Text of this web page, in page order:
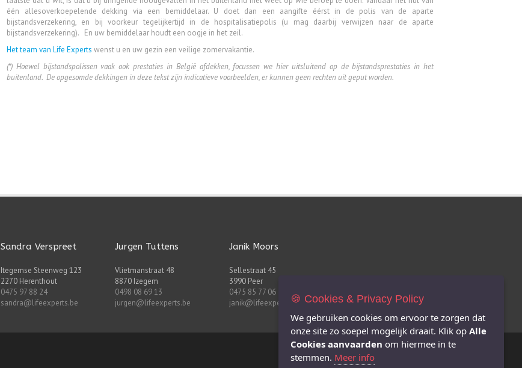
één allesoverkoepelende dekking via een bemiddelaar. U doet dan een aangifte éérst in de polis van de aparte
bijstandsverzekering, en bij voorkeur tegelijkertijd in de hospitalisatiepolis (u mag daarbij verwijzen naar de aparte
bijstandsverzekering). En uw bemiddelaar houdt een oogje in het zeil.
Het team van Life Experts wenst u en uw gezin een veilige zomervakantie.
(*) Hoewel bijstandspolissen vaak ook prestaties in België afdekken, focussen we hier uitsluitend op de bijstandsprestaties in het
buitenland. De opgesomde dekkingen in deze tekst zijn indicatieve voorbeelden, er kunnen geen rechten uit geput worden.
Sandra Verspreet
Itegemse Steenweg 123
2270 Herenthout
0475 97 88 24
sandra@lifeexperts.be
Jurgen Tuttens
Vlietmanstraat 48
8870 Izegem
0498 08 69 13
jurgen@lifeexperts.be
Janik Moors
Sellestraat 45
3990 Peer
0475 85 77 06
janik@lifeexperts.be🍪 Cookies & Privacy Policy
We gebruiken cookies om ervoor te zorgen dat
onze site zo soepel mogelijk draait. Klik op Alle
Cookies aanvaarden om hiermee in te
stemmen. Meer info